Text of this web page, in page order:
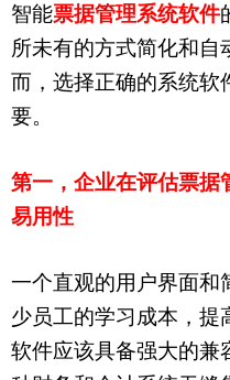
智能票据管理系统软件
所未有的方式简化和自
而，选择正确的系统软
要。
第一，企业在评估票据
易用性
一个直观的用户界面和
少员工的学习成本，提
软件应该具备强大的兼